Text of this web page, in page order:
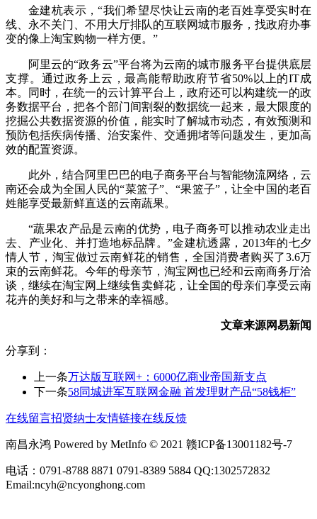
金建杭表示，“我们希望尽快让云南的老百姓享受实时在
线、永不关门、不用大厅排队的互联网城市服务，找政府办事
变的像上淘宝购物一样方便。”
阿里云的“政务云”平台将为云南的城市服务平台提供底层
支撑。通过政务上云，最高能帮助政府节省50%以上的IT成
本。同时，在统一的云计算平台上，政府还可以构建统一的政
务数据平台，把各个部门间割裂的数据统一起来，最大限度的
挖掘公共数据资源的价值，能实时了解城市动态，有效预测和
预防包括疾病传播、治安案件、交通拥堵等问题发生，更加高
效的配置资源。
此外，结合阿里巴巴的电子商务平台与智能物流网络，云
南还会成为全国人民的“菜篮子”、“果篮子”，让全中国的老百
姓能享受最新鲜直送的云南蔬果。
“蔬果农产品是云南的优势，电子商务可以推动农业走出
去、产业化、并打造地标品牌。”金建杭透露，2013年的七夕
情人节，淘宝做过云南鲜花的销售，全国消费者购买了3.6万
束的云南鲜花。今年的母亲节，淘宝网也已经和云南商务厅洽
谈，继续在淘宝网上继续售卖鲜花，让全国的母亲们享受云南
花卉的美好和与之带来的幸福感。
文章来源网易新闻
分享到：
上一条万达版互联网+：6000亿商业帝国新支点
下一条58同城进军互联网金融 首发理财产品“58钱柜”
在线留言招贤纳士友情链接在线反馈
南昌永鸿 Powered by MetInfo © 2021 赣ICP备13001182号-7
电话：0791-8788 8871 0791-8389 5884 QQ:1302572832
Email:ncyh@ncyonghong.com